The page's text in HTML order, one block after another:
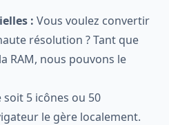
: Vous voulez convertir
résolution ? Tant que
RAM, nous pouvons le
soit 5 icônes ou 50
le gère localement.